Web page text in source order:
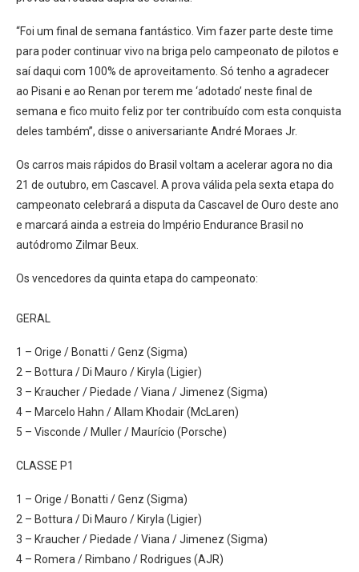
“Foi um final de semana fantástico. Vim fazer parte deste time
para poder continuar vivo na briga pelo campeonato de pilotos e
saí daqui com 100% de aproveitamento. Só tenho a agradecer
ao Pisani e ao Renan por terem me ‘adotado’ neste final de
semana e fico muito feliz por ter contribuído com esta conquista
deles também”, disse o aniversariante André Moraes Jr.
Os carros mais rápidos do Brasil voltam a acelerar agora no dia
21 de outubro, em Cascavel. A prova válida pela sexta etapa do
campeonato celebrará a disputa da Cascavel de Ouro deste ano
e marcará ainda a estreia do Império Endurance Brasil no
autódromo Zilmar Beux.
Os vencedores da quinta etapa do campeonato:
GERAL
1 – Orige / Bonatti / Genz (Sigma)
2 – Bottura / Di Mauro / Kiryla (Ligier)
3 – Kraucher / Piedade / Viana / Jimenez (Sigma)
4 – Marcelo Hahn / Allam Khodair (McLaren)
5 – Visconde / Muller / Maurício (Porsche)
CLASSE P1
1 – Orige / Bonatti / Genz (Sigma)
2 – Bottura / Di Mauro / Kiryla (Ligier)
3 – Kraucher / Piedade / Viana / Jimenez (Sigma)
4 – Romera / Rimbano / Rodrigues (AJR)